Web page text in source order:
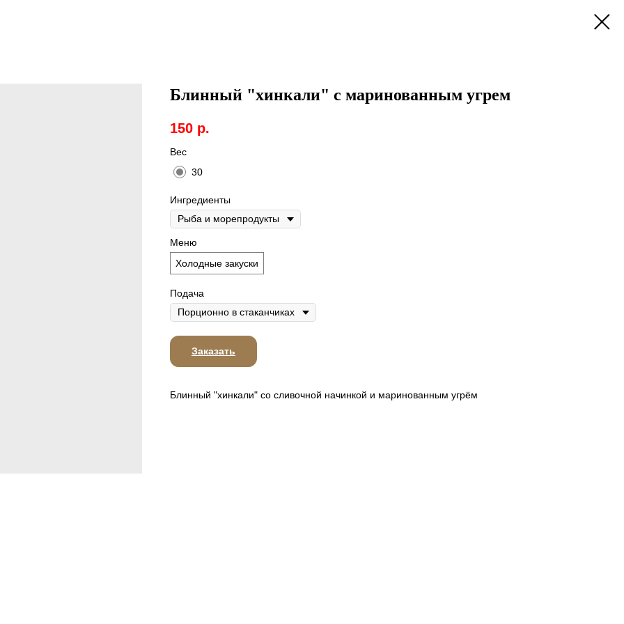
Блинный "хинкали" с маринованным угрем
150 р.
Вес
30
Ингредиенты
Меню
Холодные закуски
Подача
Заказать
Блинный "хинкали" со сливочной начинкой и маринованным угрём